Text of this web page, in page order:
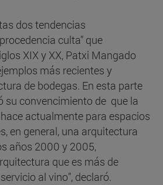
dos tendencias
culta” que
XIX y XX, Patxi Mangado
más recientes y
de bodegas. En esta parte
su convencimiento de que la
actualmente para espacios
en general, una arquitectura
años 2000 y 2005,
que es más de
al vino”, declaró.